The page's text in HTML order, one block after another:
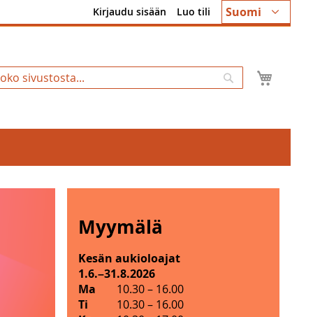
Kieli
Suomi
Kirjaudu sisään Luo tili
Hae
Myymälä
M
y
Kesän aukioloajat
1.6.–31.8.2026
Ma
10.30– 16.00
Ti
10.30– 16.00